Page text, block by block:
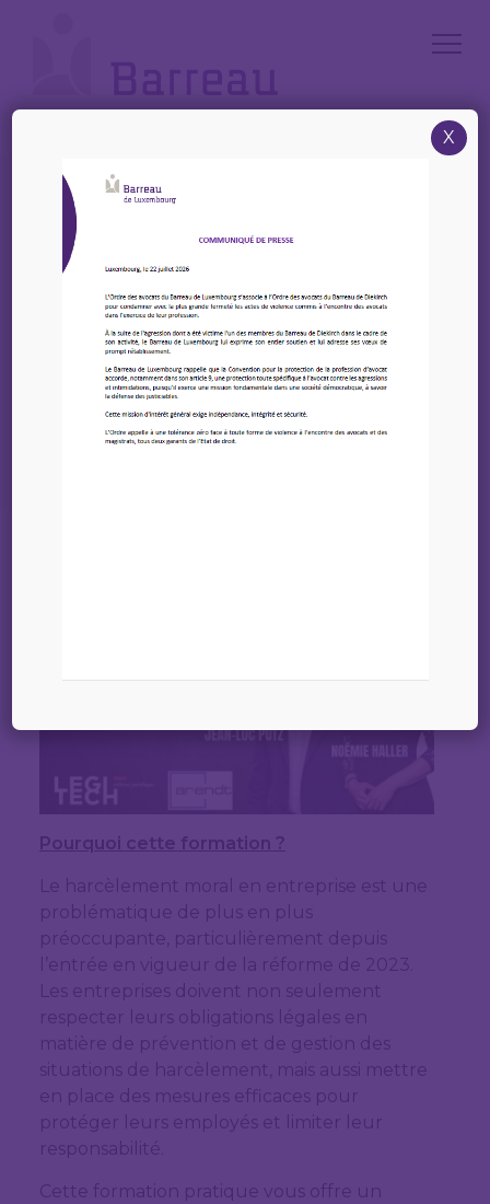
Accueil News /
Legitech – Harcèlement
moral en entreprise
Pourquoi cette formation ?
Le harcèlement moral en entreprise est une
problématique de plus en plus
préoccupante, particulièrement depuis
l’entrée en vigueur de la réforme de 2023.
Les entreprises doivent non seulement
respecter leurs obligations légales en
matière de prévention et de gestion des
situations de harcèlement, mais aussi mettre
en place des mesures efficaces pour
protéger leurs employés et limiter leur
responsabilité.
Cette formation pratique vous offre un
X